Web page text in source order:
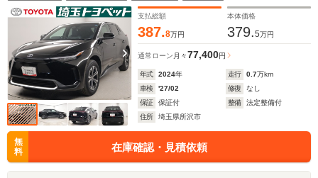
支払総額
387.8万円
本体価格
379.5万円
通常ローン 月々77,400円
年式 2024年 走行 0.7万km
車検
'27/02 修復
なし
保証
保証付 整備
法定整備付
住所
埼玉県所沢市
無
料
在庫確認・見積依頼